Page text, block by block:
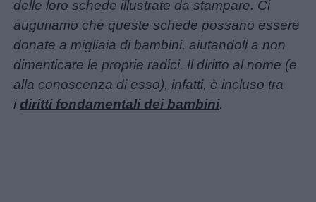
delle loro schede illustrate da stampare. Ci
auguriamo che queste schede possano essere
donate a migliaia di bambini, aiutandoli a non
dimenticare le proprie radici. Il diritto al nome (e
alla conoscenza di esso), infatti, è incluso tra
idiritti fondamentali dei bambini.